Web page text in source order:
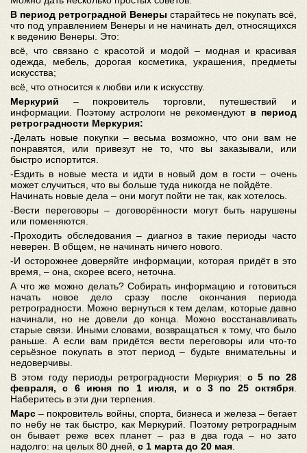
В период ретроградной Венеры старайтесь не покупать всё,
что под управлением Венеры и не начинать дел, относящихся
к ведению Венеры. Это:
всё, что связано с красотой и модой – модная и красивая
одежда, мебель, дорогая косметика, украшения, предметы
искусства;
всё, что относится к любви или к искусству.
Меркурий – покровитель торговли, путешествий и
информации. Поэтому астрологи не рекомендуют в период
ретроградности Меркурия:
-Делать новые покупки – весьма возможно, что они вам не
понравятся, или привезут не то, что вы заказывали, или
быстро испортится.
-Ездить в новые места и идти в новый дом в гости – очень
может случиться, что вы больше туда никогда не пойдёте.
Начинать новые дела – они могут пойти не так, как хотелось.
-Вести переговоры – договорённости могут быть нарушены
или поменяются.
-Проходить обследования – диагноз в такие периоды часто
неверен. В общем, не начинать ничего нового.
-И осторожнее доверяйте информации, которая придёт в это
время, – она, скорее всего, неточна.
А что же можно делать? Собирать информацию и готовиться
начать новое дело сразу после окончания периода
ретроградности. Можно вернуться к тем делам, которые давно
начинали, но не довели до конца. Можно восстанавливать
старые связи. Иными словами, возвращаться к тому, что было
раньше. А если вам придётся вести переговоры или что-то
серьёзное покупать в этот период – будьте внимательны и
недоверчивы.
В этом году периоды ретроградности Меркурия: с 5 по 28
февраля, с 6 июня по 1 июля, и с 3 по 25 октября.
Наберитесь в эти дни терпения.
Марс – покровитель войны, спорта, бизнеса и железа – бегает
по небу не так быстро, как Меркурий. Поэтому ретроградным
он бывает реже всех планет – раз в два года – но зато
надолго: на целых 80 дней, с 1 марта до 20 мая.